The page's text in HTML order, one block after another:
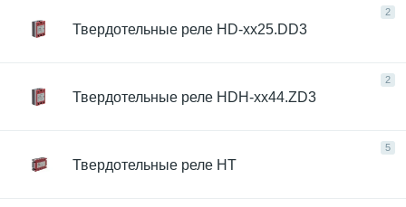
2
Твердотельные реле HD-хх25.DD3
2
Твердотельные реле HDH-xx44.ZD3
5
Твердотельные реле HT